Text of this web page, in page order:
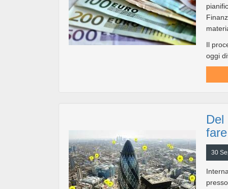
Il
oggi
Del
30